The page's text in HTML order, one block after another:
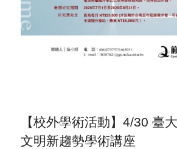
【校外學術活動】4/30 臺
文明新趨勢學術講座